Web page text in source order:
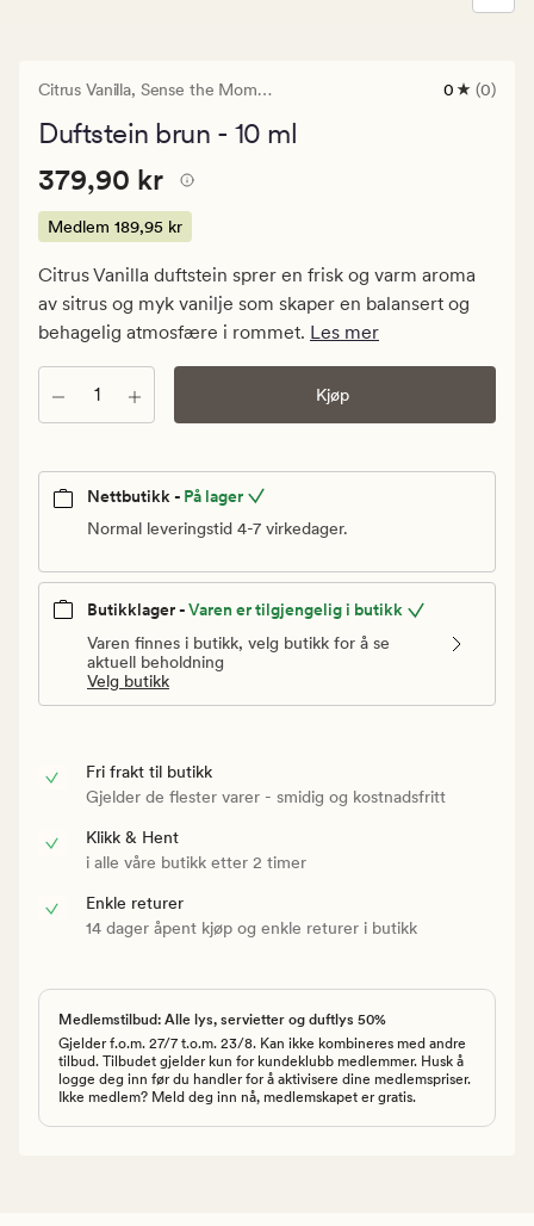
Citrus Vanilla, Sense the Moment
0
0 (0)
Duftstein brun - 10 ml
Pris
379,90
kr.
189,95
kr
Pris 379,90 kr
379,90 kr
Medlem 189,95 kr
Citrus Vanilla duftstein sprer en frisk og varm aroma
av sitrus og myk vanilje som skaper en balansert og
behagelig atmosfære i rommet. Les mer
Antall Kjøp
Nettbutikk - På lager
Normal leveringstid 4-7 virkedager.
Butikklager -Varen er tilgjengelig i butikk
Varen finnes i butikk, velg butikk for å se
aktuell beholdning
Velg butikk
Fri frakt til butikk
Gjelder de flester varer - smidig og kostnadsfritt
Klikk & Hent
i alle våre butikk etter 2 timer
Enkle returer
14 dager åpent kjøp og enkle returer i butikk
Medlemstilbud: Alle lys, servietter og duftlys 50%
Gjelder f.o.m. 27/7 t.o.m. 23/8. Kan ikke kombineres med andre
tilbud. Tilbudet gjelder kun for kundeklubb medlemmer. Husk å
logge deg inn før du handler for å aktivisere dine medlemspriser.
Ikke medlem? Meld deg inn nå, medlemskapet er gratis.